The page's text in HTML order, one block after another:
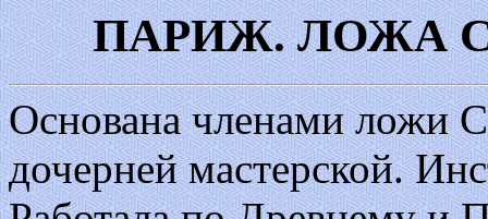
ПАРИЖ. ЛОЖА
Основана членами ложи
дочерней мастерской.